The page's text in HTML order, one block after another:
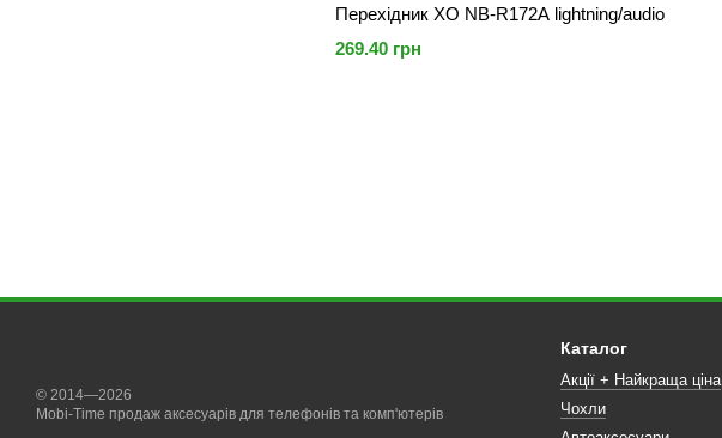
Перехідник XO NB-R172A lightning/audio
269.40 грн
© 2014—2026
Mobi-Time продаж аксесуарів для телефонів та комп'ютерів
Каталог
Акції + Найкраща ціна
Чохли